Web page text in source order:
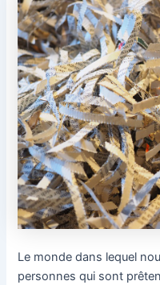
Le monde dans lequel
personnes qui sont